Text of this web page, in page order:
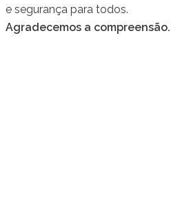
e segurança para todos.
Agradecemos a compreensão.